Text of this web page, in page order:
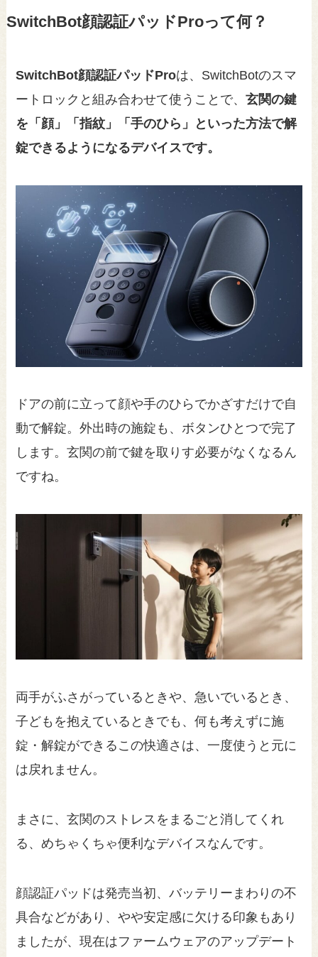
SwitchBot顔認証パッドProって何？
SwitchBot顔認証パッドProは、SwitchBotのスマ
ートロックと組み合わせて使うことで、玄関の鍵
を「顔」「指紋」「手のひら」といった方法で解
錠できるようになるデバイスです。
ドアの前に立って顔や手のひらでかざすだけで自
動で解錠。外出時の施錠も、ボタンひとつで完了
します。玄関の前で鍵を取りす必要がなくなるん
ですね。
両手がふさがっているときや、急いでいるとき、
子どもを抱えているときでも、何も考えずに施
錠・解錠ができるこの快適さは、一度使うと元に
は戻れません。
まさに、玄関のストレスをまるごと消してくれ
る、めちゃくちゃ便利なデバイスなんです。
顔認証パッドは発売当初、バッテリーまわりの不
具合などがあり、やや安定感に欠ける印象もあり
ましたが、現在はファームウェアのアップデート